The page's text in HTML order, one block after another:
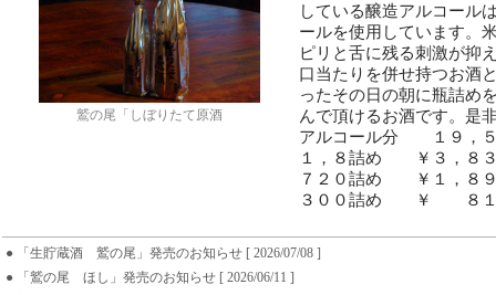
鷲の尾「しぼりたて原酒
している醸造アルコール
ールを使用しています。
ピリと舌に残る刺激が抑
口当たりを併せ持つお酒
ったその日の朝に瓶詰め
んで頂けるお酒です。是
アルコール分 １９，
１，８詰め ￥３，８
７２０詰め ￥１，８
３００詰め ￥ ８１
● 「生貯蔵酒 鷲の尾」発売のお知らせ [ 2026/07/08 ]
● 「鷲の尾 ほし」発売のお知らせ [ 2026/06/11 ]